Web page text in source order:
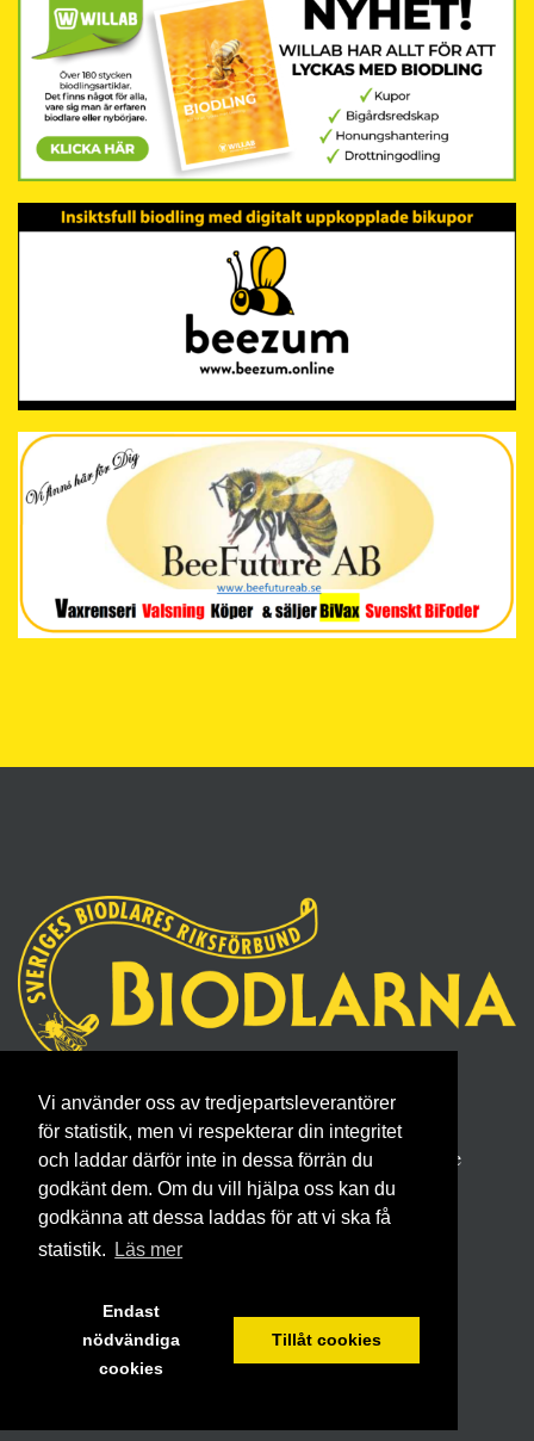
Vi använder oss av tredjepartsleverantörer
för statistik, men vi respekterar din integritet
och laddar därför inte in dessa förrän du
godkänt dem. Om du vill hjälpa oss kan du
godkänna att dessa laddas för att vi ska få
statistik.
Läs mer
Endast
nödvändiga
cookies
Tillåt cookies
Sveriges Biodlares Riksförbund
Borgmästaregatan 26, 596 34 Skänninge
Telefon 0142- 48 20 00, E-post: info@biodlarna.se
Köpvillkor för medlemskap